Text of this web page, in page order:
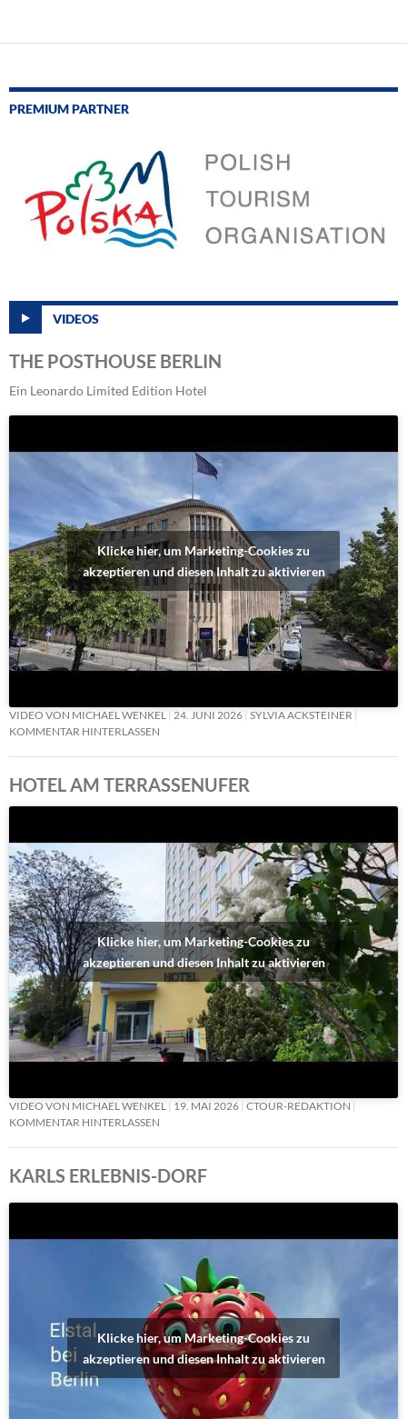
PREMIUM PARTNER
VIDEOS
THE POSTHOUSE BERLIN
Ein Leonardo Limited Edition Hotel
Klicke hier, um Marketing-Cookies zu
akzeptieren und diesen Inhalt zu aktivieren
VIDEO VON MICHAEL WENKEL 24. JUNI 2026 SYLVIA ACKSTEINER
KOMMENTAR HINTERLASSEN
HOTEL AM TERRASSENUFER
Klicke hier, um Marketing-Cookies zu
akzeptieren und diesen Inhalt zu aktivieren
VIDEO VON MICHAEL WENKEL 19. MAI 2026 CTOUR-REDAKTION
KOMMENTAR HINTERLASSEN
KARLS ERLEBNIS-DORF
Klicke hier, um Marketing-Cookies zu
akzeptieren und diesen Inhalt zu aktivieren